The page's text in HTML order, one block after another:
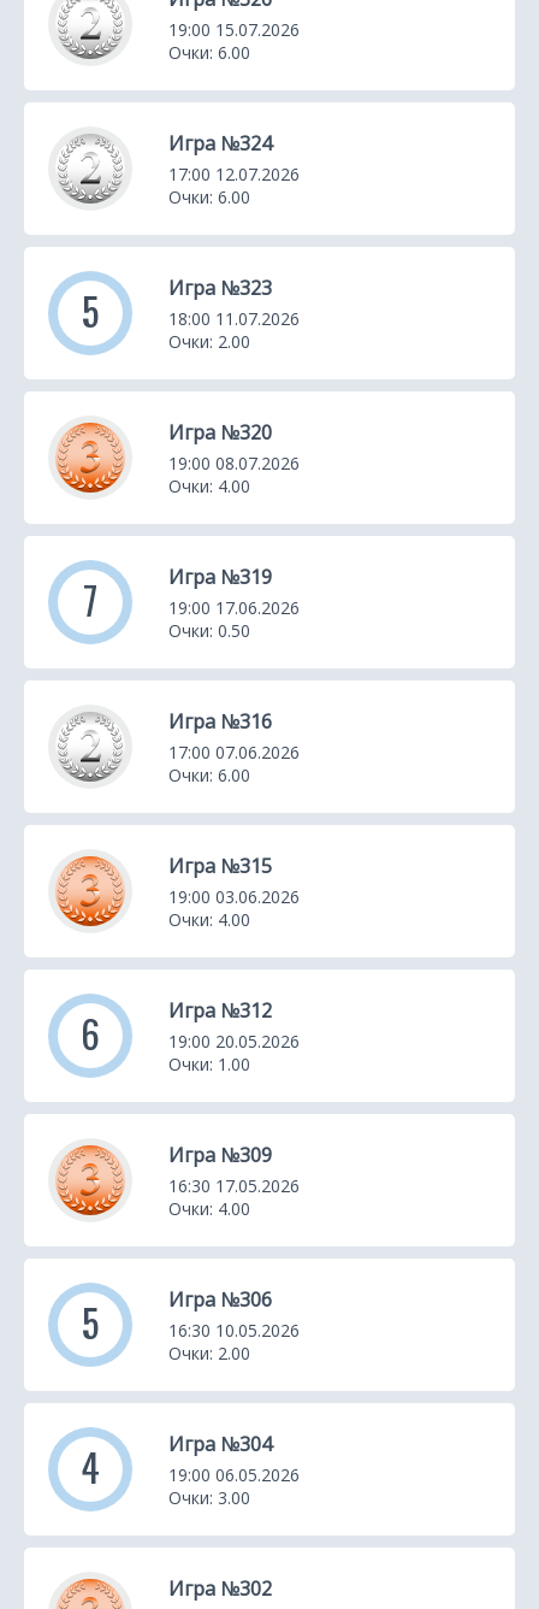
19:00 15.07.2026
Очки: 6.00
Игра №324
17:00 12.07.2026
Очки: 6.00
5 Игра №323
18:00 11.07.2026
Очки: 2.00
Игра №320
19:00 08.07.2026
Очки: 4.00
7 Игра №319
19:00 17.06.2026
Очки: 0.50
Игра №316
17:00 07.06.2026
Очки: 6.00
Игра №315
19:00 03.06.2026
Очки: 4.00
6 Игра №312
19:00 20.05.2026
Очки: 1.00
Игра №309
16:30 17.05.2026
Очки: 4.00
5 Игра №306
16:30 10.05.2026
Очки: 2.00
4 Игра №304
19:00 06.05.2026
Очки: 3.00
Игра №302